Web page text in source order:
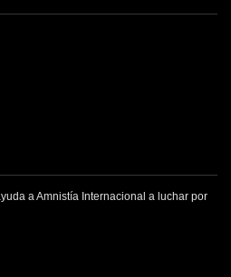
a Amnistía Internacional a luchar por